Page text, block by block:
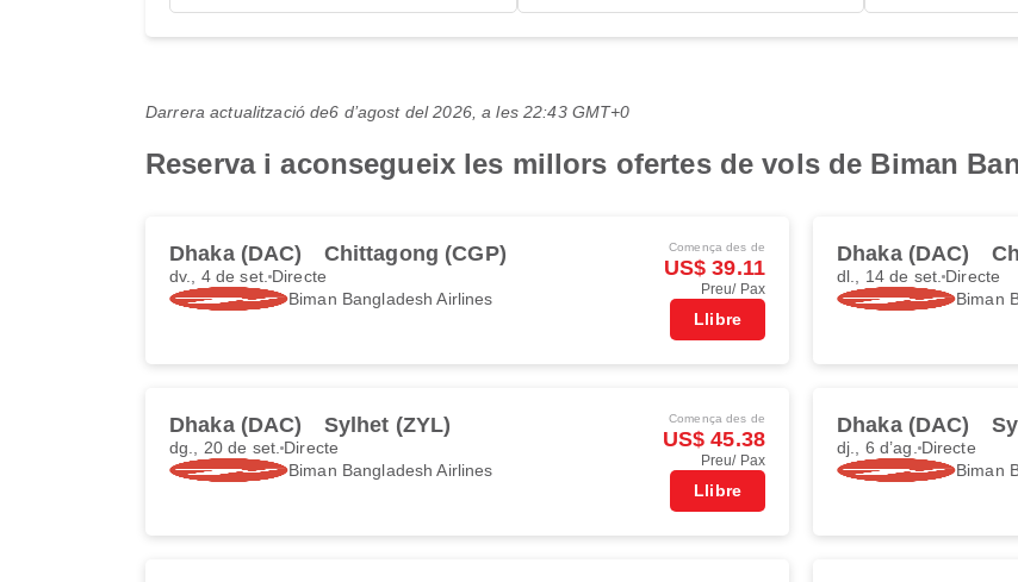
Darrera actualització de6 d’agost del 2026, a les 22:43 GMT+0
Reserva i aconsegueix les millors ofertes de vols de Biman
Dhaka (DAC) Chittagong (CGP)
dv., 4 de set. Directe
Biman Bangladesh Airlines
Comença des de
US$ 39.11
Preu/ Pax
Llibre
Dhaka (DAC)
dl., 14 de set. Directe
Biman
Dhaka (DAC) Sylhet (ZYL)
dg., 20 de set. Directe
Biman Bangladesh Airlines
Comença des de
US$ 45.38
Preu/ Pax
Llibre
Dhaka (DAC)
dj., 6 d’ag. Directe
Biman